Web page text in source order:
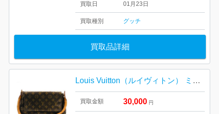
買取日 01月23日
買取種別 グッチ
買取品詳細
Louis Vuitton（ルイヴィトン） ミニ・ルーピング
買取金額 30,000 円